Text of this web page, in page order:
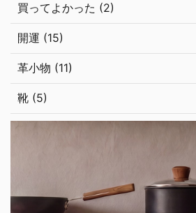
買ってよかった (2)
開運 (15)
革小物 (11)
靴 (5)